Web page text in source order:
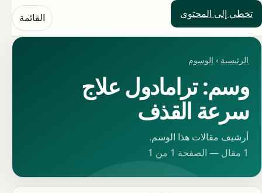
تخطي إلى المحتوى
حلول العالم القائمة
الرئيسية › الوسوم
وسم: ترامادول علاج
سرعة القذف
أرشيف مقالات هذا الوسم.
1 مقال — الصفحة 1 من 1